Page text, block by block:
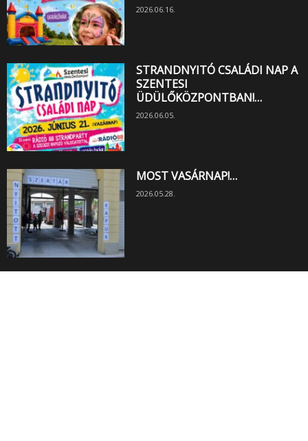
2026.06.16.
STRANDNYITÓ CSALÁDI NAP A
SZENTESI
ÜDÜLŐKÖZPONTBAN!…
2026.06.05.
MOST VASÁRNAP!…
2026.05.28.